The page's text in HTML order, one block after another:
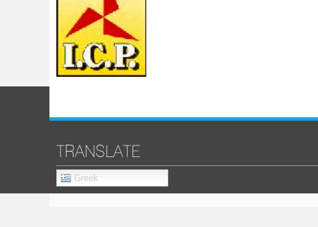
TRANSLATE
Greek